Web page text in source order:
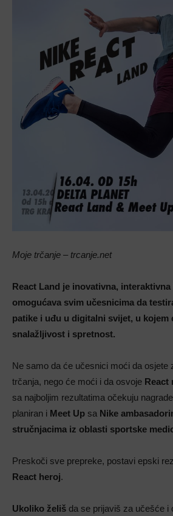
Moje trčanje – trcanje.net
React Land je inovativna,
omogućava svim učesnicima da
patike i uđu u digitalni svijet, u kojem
snalažljivost i spretnost.
Ne samo da će učesnici moći da osjete
trčanja, nego će moći i da osvoje React
sa najboljim rezultatima očekuju
planiran i Meet Up sa Nike
stručnjacima iz oblasti sportske
Preskoči sve prepreke, postavi epski
React heroj.
Ukoliko želiš da se prijaviš za učešće i